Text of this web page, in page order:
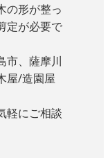
の形が整っ
定が必要で
市、薩摩川
屋/造園屋
軽にご相談